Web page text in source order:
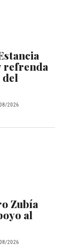
refrenda
del
2026
Zubía
al
2026